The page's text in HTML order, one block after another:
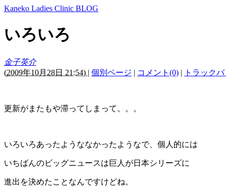
Kaneko Ladies Clinic BLOG
いろいろ
金子英介
(2009年10月28日 21:54) | 個別ページ | コメント(0) | トラック
更新がまたもや滞ってしまって。。。
いろいろあったようななかったようなで、個人的には
いちばんのビッグニュースは巨人が日本シリーズに
進出を決めたことなんですけどね。